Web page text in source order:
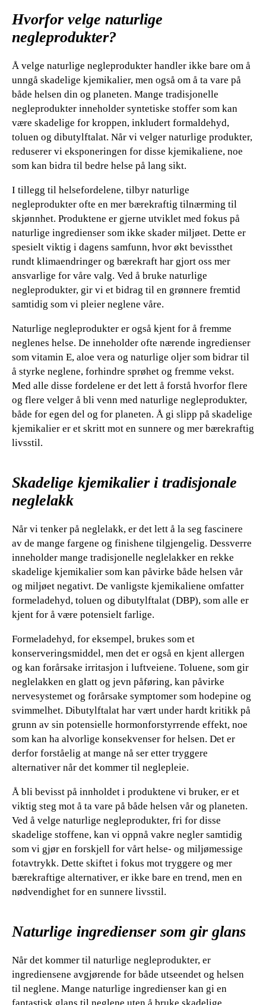
Hvorfor velge naturlige
negleprodukter?
Å velge naturlige negleprodukter handler ikke bare om å
unngå skadelige kjemikalier, men også om å ta vare på
både helsen din og planeten. Mange tradisjonelle
negleprodukter inneholder syntetiske stoffer som kan
være skadelige for kroppen, inkludert formaldehyd,
toluen og dibutylftalat. Når vi velger naturlige produkter,
reduserer vi eksponeringen for disse kjemikaliene, noe
som kan bidra til bedre helse på lang sikt.
I tillegg til helsefordelene, tilbyr naturlige
negleprodukter ofte en mer bærekraftig tilnærming til
skjønnhet. Produktene er gjerne utviklet med fokus på
naturlige ingredienser som ikke skader miljøet. Dette er
spesielt viktig i dagens samfunn, hvor økt bevissthet
rundt klimaendringer og bærekraft har gjort oss mer
ansvarlige for våre valg. Ved å bruke naturlige
negleprodukter, gir vi et bidrag til en grønnere fremtid
samtidig som vi pleier neglene våre.
Naturlige negleprodukter er også kjent for å fremme
neglenes helse. De inneholder ofte nærende ingredienser
som vitamin E, aloe vera og naturlige oljer som bidrar til
å styrke neglene, forhindre sprøhet og fremme vekst.
Med alle disse fordelene er det lett å forstå hvorfor flere
og flere velger å bli venn med naturlige negleprodukter,
både for egen del og for planeten. Å gi slipp på skadelige
kjemikalier er et skritt mot en sunnere og mer bærekraftig
livsstil.
Skadelige kjemikalier i tradisjonale
neglelakk
Når vi tenker på neglelakk, er det lett å la seg fascinere
av de mange fargene og finishene tilgjengelig. Dessverre
inneholder mange tradisjonelle neglelakker en rekke
skadelige kjemikalier som kan påvirke både helsen vår
og miljøet negativt. De vanligste kjemikaliene omfatter
formeladehyd, toluen og dibutylftalat (DBP), som alle er
kjent for å være potensielt farlige.
Formeladehyd, for eksempel, brukes som et
konserveringsmiddel, men det er også en kjent allergen
og kan forårsake irritasjon i luftveiene. Toluene, som gir
neglelakken en glatt og jevn påføring, kan påvirke
nervesystemet og forårsake symptomer som hodepine og
svimmelhet. Dibutylftalat har vært under hardt kritikk på
grunn av sin potensielle hormonforstyrrende effekt, noe
som kan ha alvorlige konsekvenser for helsen. Det er
derfor forståelig at mange nå ser etter tryggere
alternativer når det kommer til neglepleie.
Å bli bevisst på innholdet i produktene vi bruker, er et
viktig steg mot å ta vare på både helsen vår og planeten.
Ved å velge naturlige negleprodukter, fri for disse
skadelige stoffene, kan vi oppnå vakre negler samtidig
som vi gjør en forskjell for vårt helse- og miljømessige
fotavtrykk. Dette skiftet i fokus mot tryggere og mer
bærekraftige alternativer, er ikke bare en trend, men en
nødvendighet for en sunnere livsstil.
Naturlige ingredienser som gir glans
Når det kommer til naturlige negleprodukter, er
ingrediensene avgjørende for både utseendet og helsen
til neglene. Mange naturlige ingredienser kan gi en